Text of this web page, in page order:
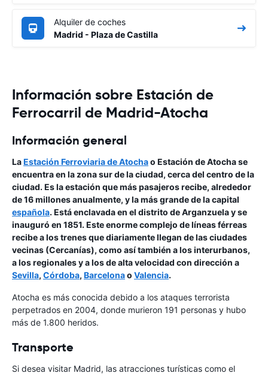
Alquiler de coches
Madrid - Plaza de Castilla
Información sobre Estación de
Ferrocarril de Madrid-Atocha
Información general
LaEstación Ferroviaria de Atochao Estación de Atocha se
encuentra en la zona sur de la ciudad, cerca del centro de la
ciudad. Es la estación que más pasajeros recibe, alrededor
de 16 millones anualmente, y la más grande de la capital
española. Está enclavada en el distrito de Arganzuela y se
inauguró en 1851. Este enorme complejo de líneas férreas
recibe a los trenes que diariamente llegan de las ciudades
vecinas (Cercanías), como así también a los interurbanos,
a los regionales y a los de alta velocidad con dirección a
Sevilla, Córdoba, Barcelonao Valencia.
Atocha es más conocida debido a los ataques terrorista
perpetrados en 2004, donde murieron 191 personas y hubo
más de 1.800 heridos.
Transporte
Si desea visitar Madrid, las atracciones turísticas como el